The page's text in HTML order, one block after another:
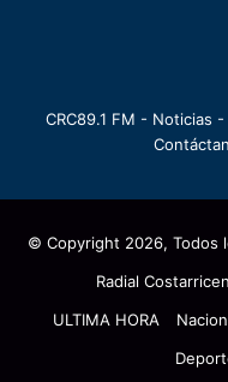
CRC89.1 FM - Noticias
© Copyright 2026, Todos
Radial
ULTIMA HORA